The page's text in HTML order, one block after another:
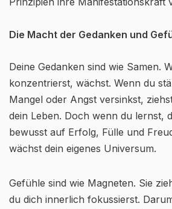
Die Macht der Gedanken und
Deine Gedanken sind wie Samen.
konzentrierst, wächst. Wenn du
Mangel oder Angst versinkst,
dein Leben. Doch wenn du lernst,
bewusst auf Erfolg, Fülle und
wächst dein eigenes Universum.
Gefühle sind wie Magneten. Sie
du dich innerlich fokussierst.